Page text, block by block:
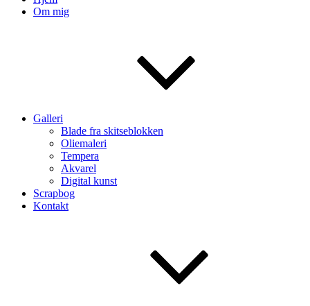
Om mig
Galleri
Blade fra skitseblokken
Oliemaleri
Tempera
Akvarel
Digital kunst
Scrapbog
Kontakt